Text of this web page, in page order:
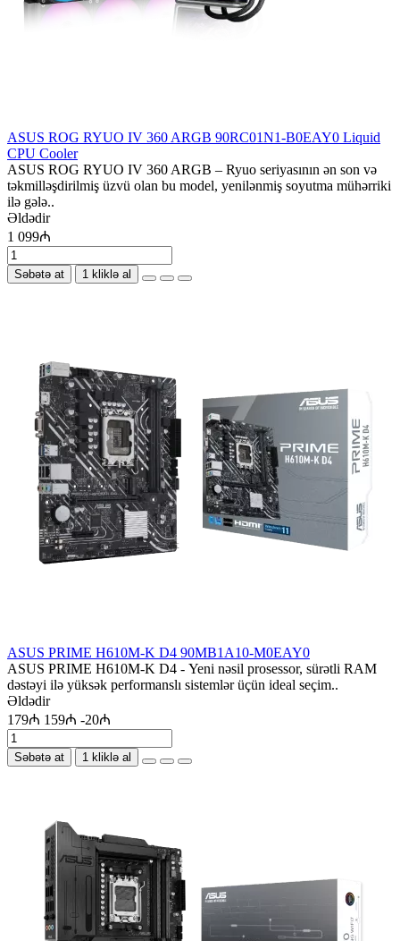
ASUS ROG RYUO IV 360 ARGB 90RC01N1-B0EAY0 Liquid
CPU Cooler
ASUS ROG RYUO IV 360 ARGB – Ryuo seriyasının ən son və
təkmilləşdirilmiş üzvü olan bu model, yenilənmiş soyutma mühərriki
ilə gələ..
Əldədir
1 099₼
Səbətə at 1 kliklə al
ASUS PRIME H610M-K D4 90MB1A10-M0EAY0
ASUS PRIME H610M-K D4 - Yeni nəsil prosessor, sürətli RAM
dəstəyi ilə yüksək performanslı sistemlər üçün ideal seçim..
Əldədir
179₼ 159₼ -20₼
Səbətə at 1 kliklə al